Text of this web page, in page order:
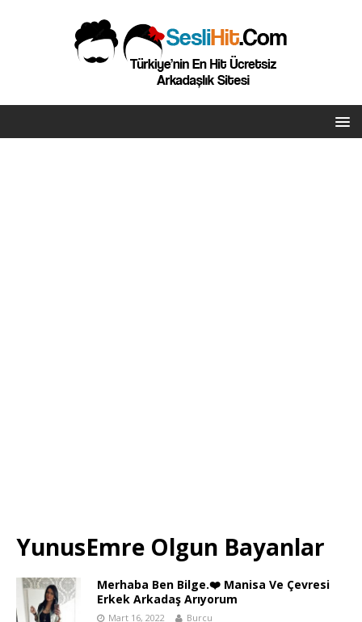
YunusEmre Olgun Bayanlar
Merhaba Ben Bilge.❤️ Manisa Ve Çevresi
Erkek Arkadaş Arıyorum
Mart 16, 2022 Burcu